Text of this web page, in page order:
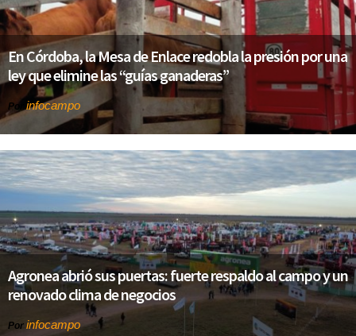
En Córdoba, la Mesa de Enlace redobla la presión por una
ley que elimine las “guías ganaderas”
Porinfocampo
Agronea abrió sus puertas: fuerte respaldo al campo y un
renovado clima de negocios
Por infocampo